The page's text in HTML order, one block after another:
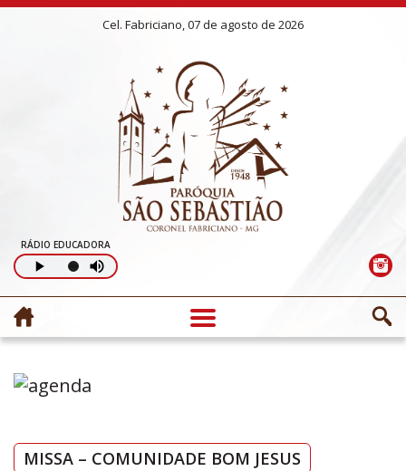
Cel. Fabriciano, 07 de agosto de 2026
RÁDIO EDUCADORA
MISSA – COMUNIDADE BOM JESUS